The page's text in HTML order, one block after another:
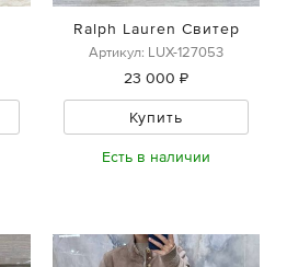
Ralph Lauren Свитер
Артикул: LUX-127053
23 000 ₽
Купить
Есть в наличии